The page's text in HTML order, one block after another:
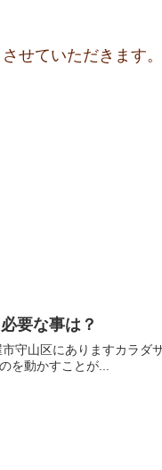
せていただきます。
要な事は？
守山区にありますカラダ
を動かすことが...